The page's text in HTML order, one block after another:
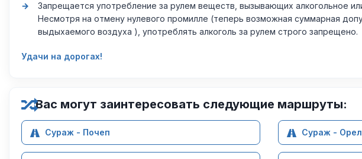
Запрещается употребление за рулем веществ, вызывающих алкогольное
Несмотря на отмену нулевого промилле (теперь возможная суммарная
выдыхаемого воздуха ), употреблять алкоголь за рулем строго запрещено.
Удачи на дорогах!
Вас могут заинтересовать следующие маршруты:
Сураж - Почеп Сураж - Орел